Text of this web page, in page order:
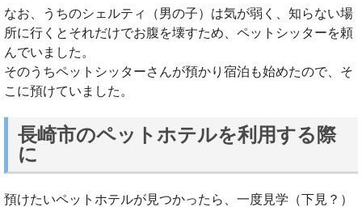
なお、うちのシェルティ（男の子）は気が弱く、知らない場
所に行くとそれだけでお腹を壊すため、ペットシッターを頼
んでいました。
そのうちペットシッターさんが預かり宿泊も始めたので、そ
こに預けていました。
長崎市のペットホテルを利用する際
に
預けたいペットホテルが見つかったら、一度見学（下見？）